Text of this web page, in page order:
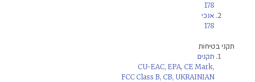
178
אנכי
178
תקני בטיחות
תקנים
CU-EAC, EPA, CE Mark,
FCC Class B, CB, UKRAINIAN